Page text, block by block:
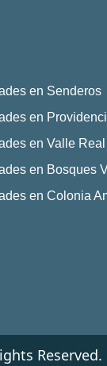
en Senderos
en
en Valle Real
en Bosques
en Colonia
Reserved.